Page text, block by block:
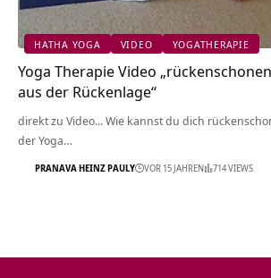
HATHA YOGA VIDEO YOGATHERAPIE
Yoga Therapie Video
aus der Rückenlage“
direkt zu Video... Wie kannst du dich
der Yoga…
PRANAVA HEINZ PAULY VOR 15 JAHREN 714 VIEWS